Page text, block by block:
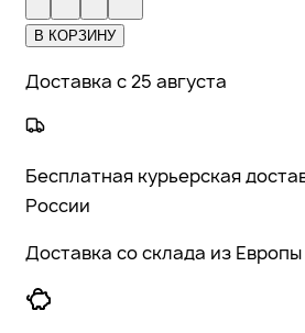
В КОРЗИНУ
Доставка с 25 августа
Бесплатная курьерская
России
Доставка со склада из Европы